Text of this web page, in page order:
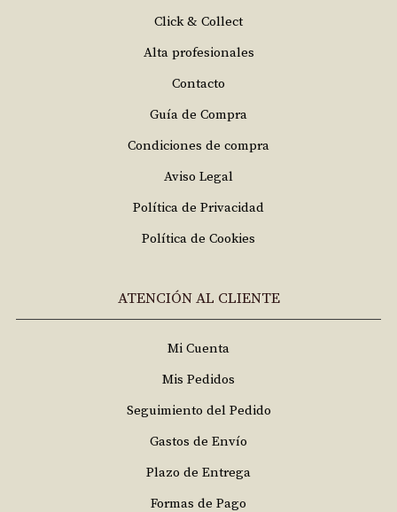
Click & Collect
Alta profesionales
Contacto
Guía de Compra
Condiciones de compra
Aviso Legal
Política de Privacidad
Política de Cookies
ATENCIÓN AL CLIENTE
Mi Cuenta
Mis Pedidos
Seguimiento del Pedido
Gastos de Envío
Plazo de Entrega
Formas de Pago